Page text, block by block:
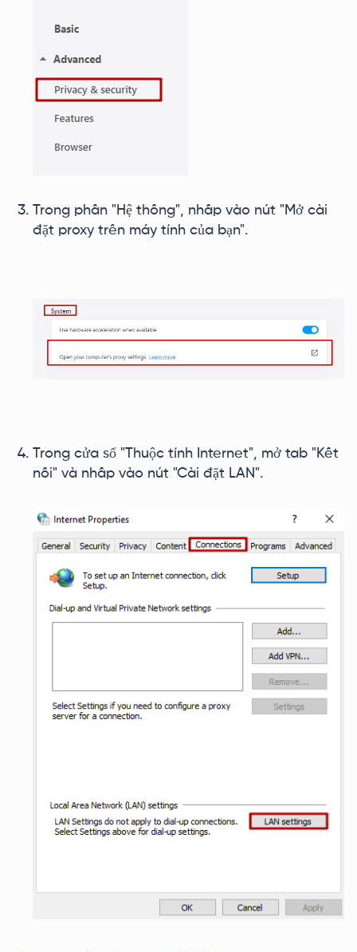
Trong phần "Hệ thống", nhấp vào nút "Mở cài
đặt proxy trên máy tính của bạn".
Trong cửa sổ "Thuộc tính Internet", mở tab "Kết
nối" và nhấp vào nút "Cài đặt LAN".